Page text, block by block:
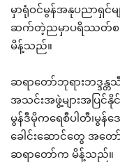
မှာရုံဝင်မွန်အနုပညာရှင်မ
ဆက်တဲ့ညမှာပရိဿတ်စ
မိန့်သည်။
ဆရာတော်ဘုရားဘဒ္ဒန္
အသင်းအဖွဲ့များအပြင်နို
မွန်ဒီမိုကရေစီပါတီ၊မွန်
ခေါင်းဆောင်တွေ အတေ
ဆရာတော်က မိန့်သည်။